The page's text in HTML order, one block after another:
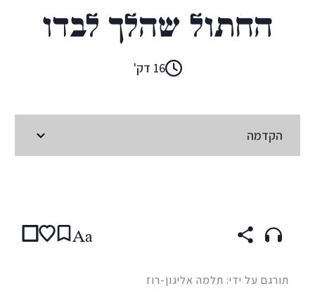
החתול שהלך לבדו
16 דק'
הקדמה
Aa
תורגם על ידי: תלמה אליגון-רוז